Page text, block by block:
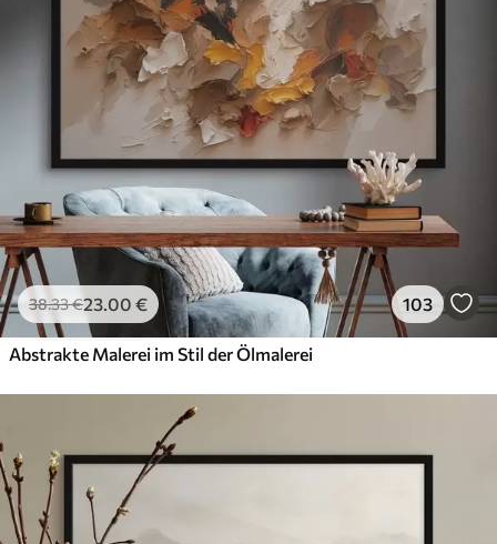
38.33€23.00 € 103
Abstrakte Malerei im Stil der Ölmalerei